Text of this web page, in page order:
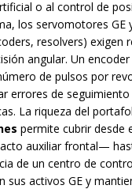
o al control de
los servomotores GE
resolvers) exigen
angular. Un
de pulsos por
errores de
La riqueza del
permite cubrir desde
auxiliar frontal—
de un centro de
sus activos GE y